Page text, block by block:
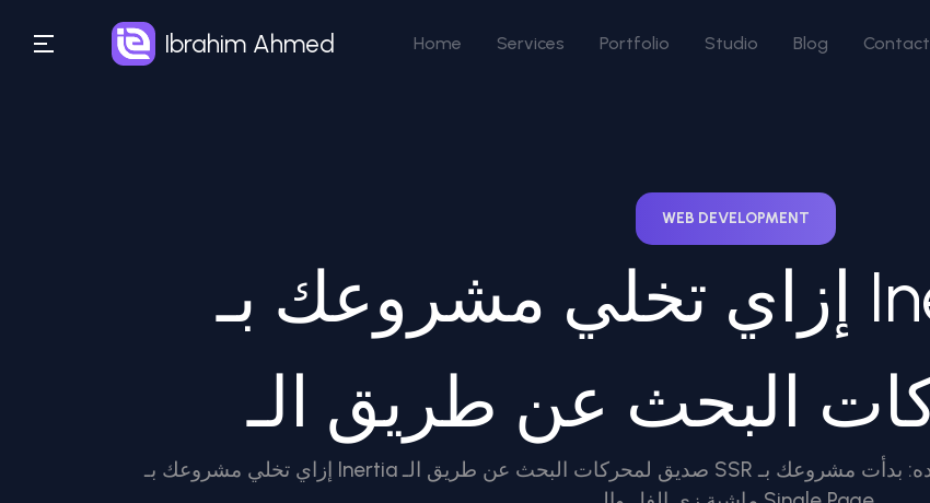
Ibrahim Ahmed Home Services Portfolio Studio Blog Contact
WEB DEVELOPMENT
إزاي تخلي مشروعك بـ Inertia صديق
إزاي تخلي مشروعك بـ Inertia صديق لمحركات البحث عن طريق الـ SSR أكيد مريت بالموقف ده: بدأت مشروعك بـ Laravel و Inertia.js، الدنيا